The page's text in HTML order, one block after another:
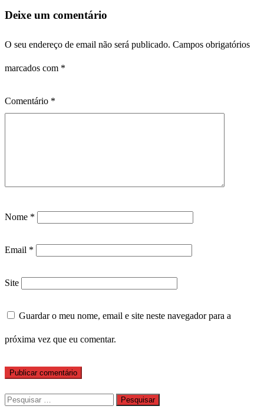
Deixe um comentário
O seu endereço de email não será publicado. Campos obrigatórios
marcados com *
Comentário *
Nome *
Email *
Site
Guardar o meu nome, email e site neste navegador para a
próxima vez que eu comentar.
Pesquisar
por: